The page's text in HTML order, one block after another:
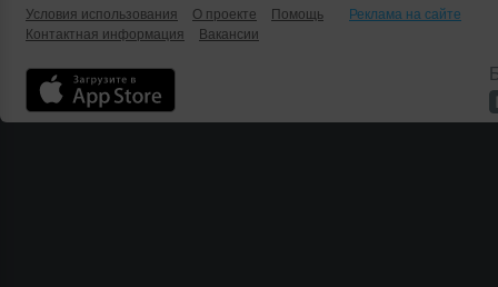
Условия использования
О проекте Помощь
Реклама на сайте
Контактная информация
Вакансии